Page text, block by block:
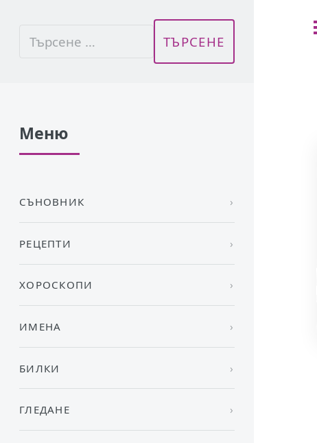
Меню
СЪНОВНИК
РЕЦЕПТИ
ХОРОСКОПИ
ИМЕНА
БИЛКИ
ГЛЕДАНЕ